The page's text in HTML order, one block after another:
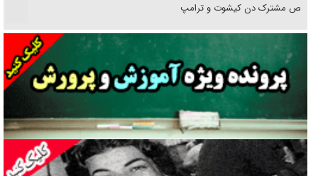
رقص مشترک دن کیشوت و ترامپ
دنده دولت به واگذاری مسئله‌دار ایران‌خودرو/ خصوصی‌سازی یا انحصار؟
غریزه‌ی بقا و آقای باقی و رفقا
جراحی‌های زیبایی با مدرک فوق‌دیپلم! + گفت‌وگو با متهم
گفت‌وگو با همسر یکی از شهدای جنگ رمضان/ پیکر بی‌سر شهید را از
انگشت‌های پا شناسایی کردیم